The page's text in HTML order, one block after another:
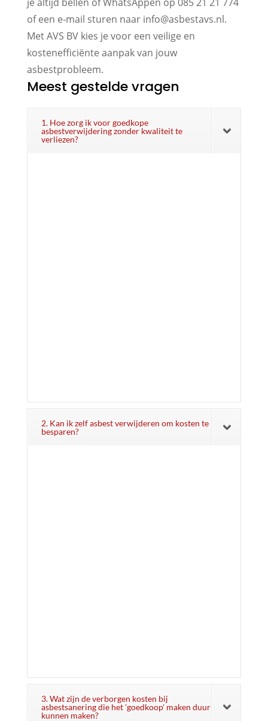
of een e-mail sturen naar info@asbestavs.nl.
Met AVS BV kies je voor een veilige en
kostenefficiënte aanpak van jouw
asbestprobleem.
Meest gestelde vragen
1. Hoe zorg ik voor goedkope
asbestverwijdering zonder kwaliteit te
verliezen?
2. Kan ik zelf asbest verwijderen om kosten te
besparen?
3. Wat zijn de verborgen kosten bij
asbestsanering die het 'goedkoop' maken duur
kunnen maken?